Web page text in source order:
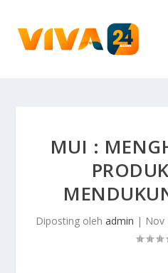
MUI :
Diposting oleh admin | Nov